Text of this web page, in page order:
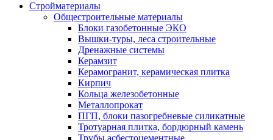
Стройматериалы
Oбщестроительные материалы
Блоки газобетонные ЭКО
Вышки-туры, леса строительные
Дренажные системы
Керамзит
Керамогранит, керамическая плитка
Кирпич
Кольца железобетонные
Металлопрокат
ПГП, блоки пазогребневые силикатные
Тротуарная плитка, бордюрный камень
Трубы асбестоцементные